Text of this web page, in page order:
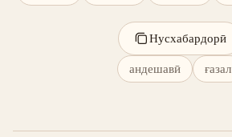
Нусхабардорӣ
андешавӣ ғазал